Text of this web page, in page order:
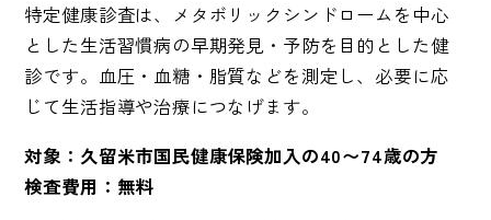
特定健康診査は、メタボリックシンドロームを中心
とした生活習慣病の早期発見・予防を目的とした健
診です。血圧・血糖・脂質などを測定し、必要に応
じて生活指導や治療につなげます。
対象：久留米市国民健康保険加入の40〜74歳の方
検査費用：無料